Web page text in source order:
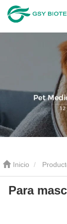
Inicio
mascotas Lecitina
Para